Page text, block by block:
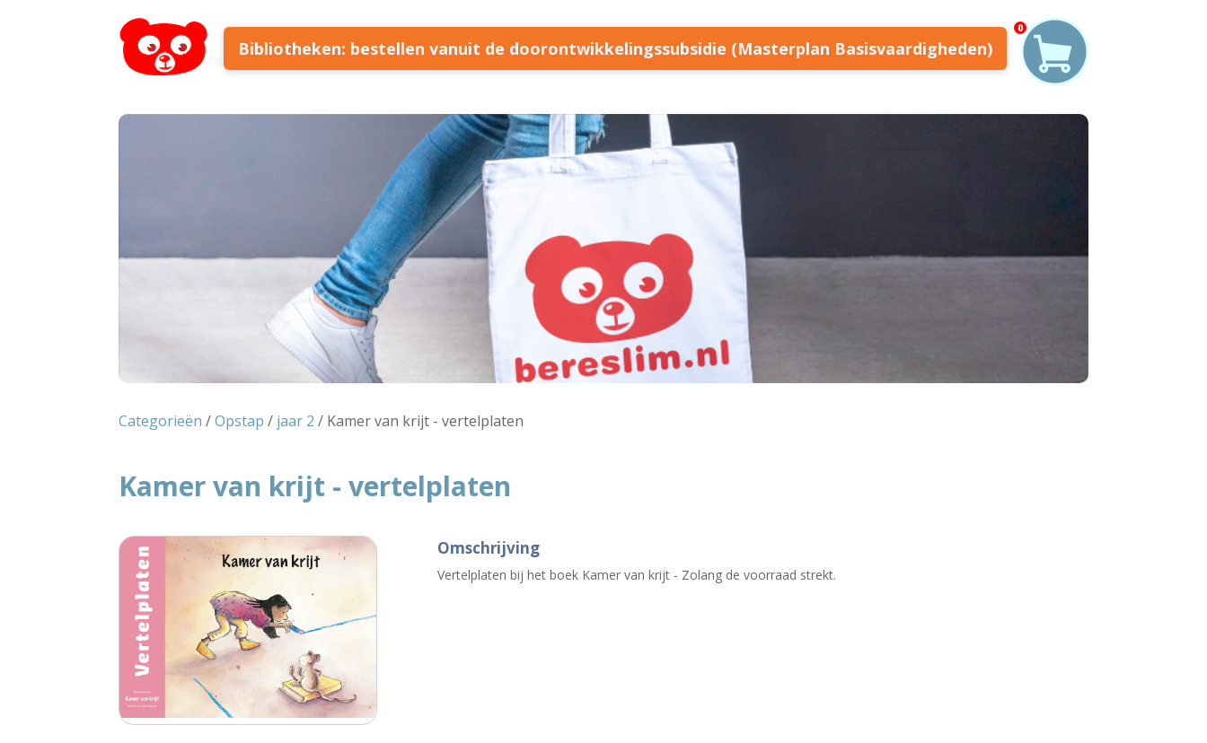
Bibliotheken: bestellen vanuit de doorontwikkelingssubsidie (Masterplan Basisvaardigheden)
0
Categorieën /Opstap / jaar 2 / Kamer van krijt - vertelplaten
Kamer van krijt - vertelplaten
Omschrijving
Vertelplaten bij het boek Kamer van krijt - Zolang de voorraad strekt.